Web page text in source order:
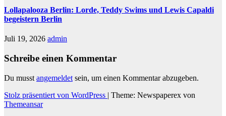
Lollapalooza Berlin: Lorde, Teddy Swims und Lewis Capaldi
begeistern Berlin
Juli 19, 2026 admin
Schreibe einen Kommentar
Du musst angemeldet sein, um einen Kommentar abzugeben.
Stolz präsentiert von WordPress | Theme: Newspaperex von
Themeansar